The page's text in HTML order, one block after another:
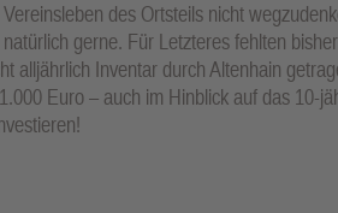
des Ortsteils nicht
gerne. Für Letzteres fehlten
alljährlich Inventar durch Altenhain
Euro – auch im Hinblick auf das 10-